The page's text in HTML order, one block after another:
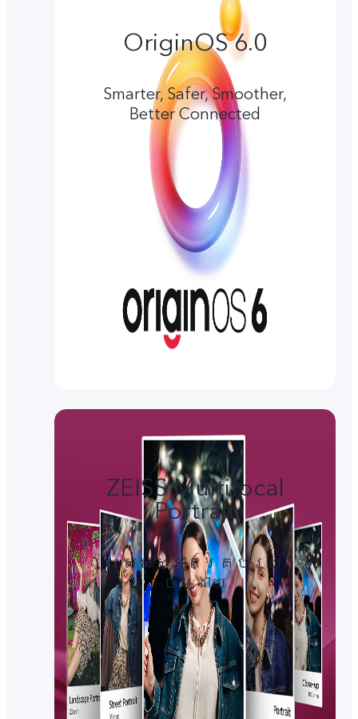
OriginOS 6.0
Smarter, Safer, Smoother,
Better Connected
ZEISS Multifocal
Portrait
ស្រស់ស្អាតគ្រប់រយៈ​
ចម្ងាយ